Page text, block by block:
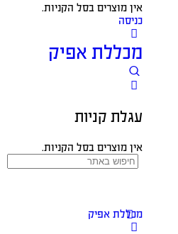
אין מוצרים בסל הקניות.
כניסה
מכללת אפיק
עגלת קניות
אין מוצרים בסל הקניות.
מכללת אפיק